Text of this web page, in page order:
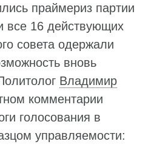
праймериз партии
все 16 действующих
совета одержали
вновь
Владимир
комментарии
голосования в
управляемости: